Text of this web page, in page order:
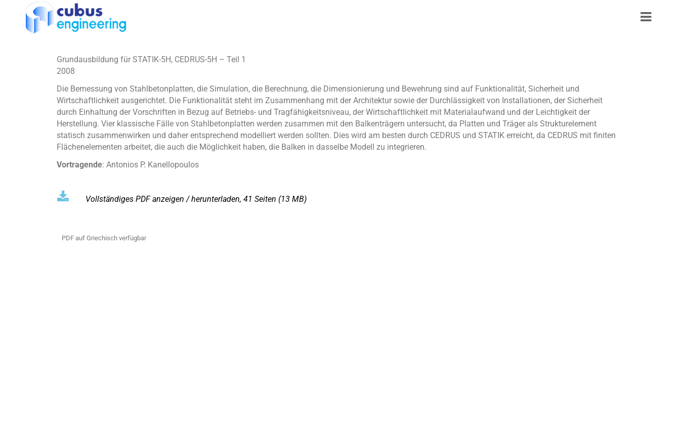
Grundausbildung für STATIK-5H, CEDRUS-5H – Teil 1
2008
Die Bemessung von Stahlbetonplatten, die Simulation, die Berechnung, die Dimensionierung und Bewehrung sind auf Funktionalität, Sicherheit und
Wirtschaftlichkeit ausgerichtet. Die Funktionalität steht im Zusammenhang mit der Architektur sowie der Durchlässigkeit von Installationen, der Sicherheit
durch Einhaltung der Vorschriften in Bezug auf Betriebs- und Tragfähigkeitsniveau, der Wirtschaftlichkeit mit Materialaufwand und der Leichtigkeit der
Herstellung. Vier klassische Fälle von Stahlbetonplatten werden zusammen mit den Balkenträgern untersucht, da Platten und Träger als Strukturelement
statisch zusammenwirken und daher entsprechend modelliert werden sollten. Dies wird am besten durch CEDRUS und STATIK erreicht, da CEDRUS mit finiten
Flächenelementen arbeitet, die auch die Möglichkeit haben, die Balken in dasselbe Modell zu integrieren.
Vortragende: Antonios P. Kanellopoulos
Vollständiges PDF anzeigen / herunterladen, 41 Seiten (13 MΒ)
PDF auf Griechisch verfügbar